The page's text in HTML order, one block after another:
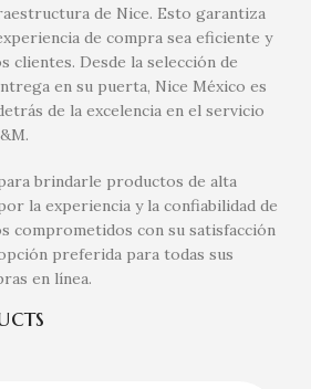
de Nice. Esto garantiza
de compra sea eficiente y
clientes. Desde la selección de
en su puerta, Nice México es
de la excelencia en el servicio
brindarle productos de alta
la experiencia y la confiabilidad de
comprometidos con su satisfacción
preferida para todas sus
en línea.